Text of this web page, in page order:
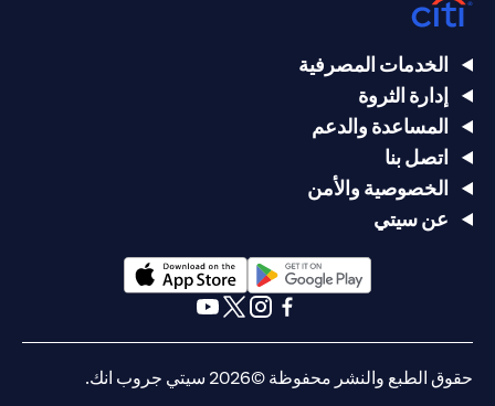
الخدمات المصرفية
إدارة الثروة
المساعدة والدعم
اتصل بنا
الخصوصية والأمن
عن سيتي
(opens in a new tab)
حقوق الطبع والنشر محفوظة ©2026 سيتي جروب انك.